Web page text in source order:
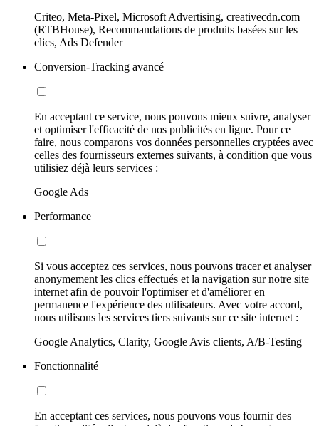
Criteo, Meta-Pixel, Microsoft Advertising, creativecdn.com
(RTBHouse), Recommandations de produits basées sur les
clics, Ads Defender
Conversion-Tracking avancé
En acceptant ce service, nous pouvons mieux suivre, analyser
et optimiser l'efficacité de nos publicités en ligne. Pour ce
faire, nous comparons vos données personnelles cryptées avec
celles des fournisseurs externes suivants, à condition que vous
utilisiez déjà leurs services :
Google Ads
Performance
Si vous acceptez ces services, nous pouvons tracer et analyser
anonymement les clics effectués et la navigation sur notre site
internet afin de pouvoir l'optimiser et d'améliorer en
permanence l'expérience des utilisateurs. Avec votre accord,
nous utilisons les services tiers suivants sur ce site internet :
Google Analytics, Clarity, Google Avis clients, A/B-Testing
Fonctionnalité
En acceptant ces services, nous pouvons vous fournir des